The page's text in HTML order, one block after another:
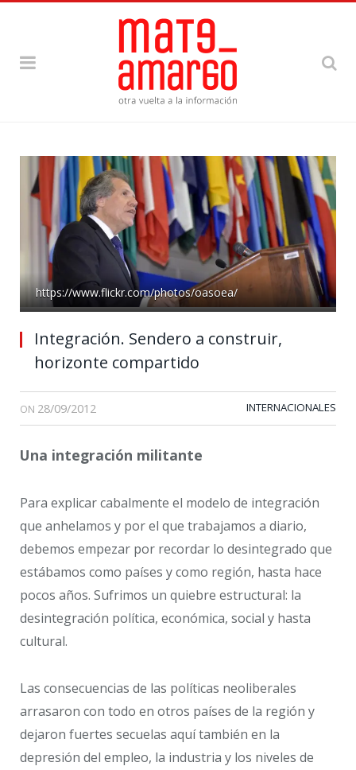
https://www.flickr.com/photos/oasoea/
Integración. Sendero a construir,
horizonte compartido
ON 28/09/2012 INTERNACIONALES
Una integración militante
Para explicar cabalmente el modelo de integración
que anhelamos y por el que trabajamos a diario,
debemos empezar por recordar lo desintegrado que
estábamos como países y como región, hasta hace
pocos años. Sufrimos un quiebre estructural: la
desintegración política, económica, social y hasta
cultural.
Las consecuencias de las políticas neoliberales
arrasaron con todo en otros países de la región y
dejaron fuertes secuelas aquí también en la
depresión del empleo, la industria y los niveles de